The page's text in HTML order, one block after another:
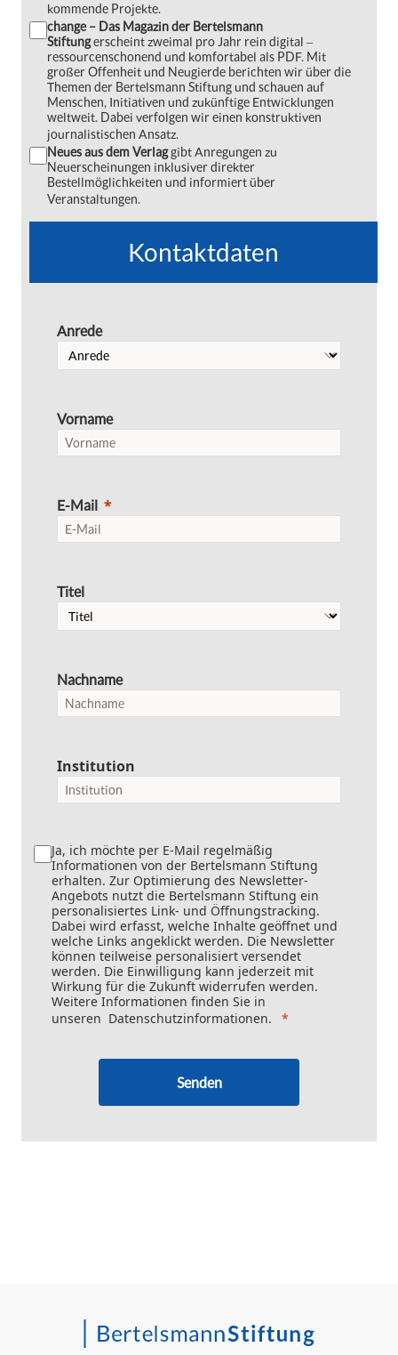
kommende Projekte.
change – Das Magazin der Bertelsmann
Stiftungerscheint zweimal pro Jahr rein digital ‒
ressourcenschonend und komfortabel als PDF. Mit
großer Offenheit und Neugierde berichten wir über die
Themen der Bertelsmann Stiftung und schauen auf
Menschen, Initiativen und zukünftige Entwicklungen
weltweit. Dabei verfolgen wir einen konstruktiven
journalistischen Ansatz.
Neues aus dem Verlaggibt Anregungen zu
Neuerscheinungen inklusiver direkter
Bestellmöglichkeiten und informiert über
Veranstaltungen.
Kontaktdaten
Anrede
Vorname
E-Mail
Titel
Nachname
Institution
Ja, ich möchte per E-Mail regelmäßig
Informationen von der Bertelsmann Stiftung
erhalten. Zur Optimierung des Newsletter-
Angebots nutzt die Bertelsmann Stiftung ein
personalisiertes Link- und Öffnungstracking.
Dabei wird erfasst, welche Inhalte geöffnet und
welche Links angeklickt werden. Die Newsletter
können teilweise personalisiert versendet
werden. Die Einwilligung kann jederzeit mit
Wirkung für die Zukunft widerrufen werden.
Weitere Informationen finden Sie in
unseren Datenschutzinformationen.
Senden